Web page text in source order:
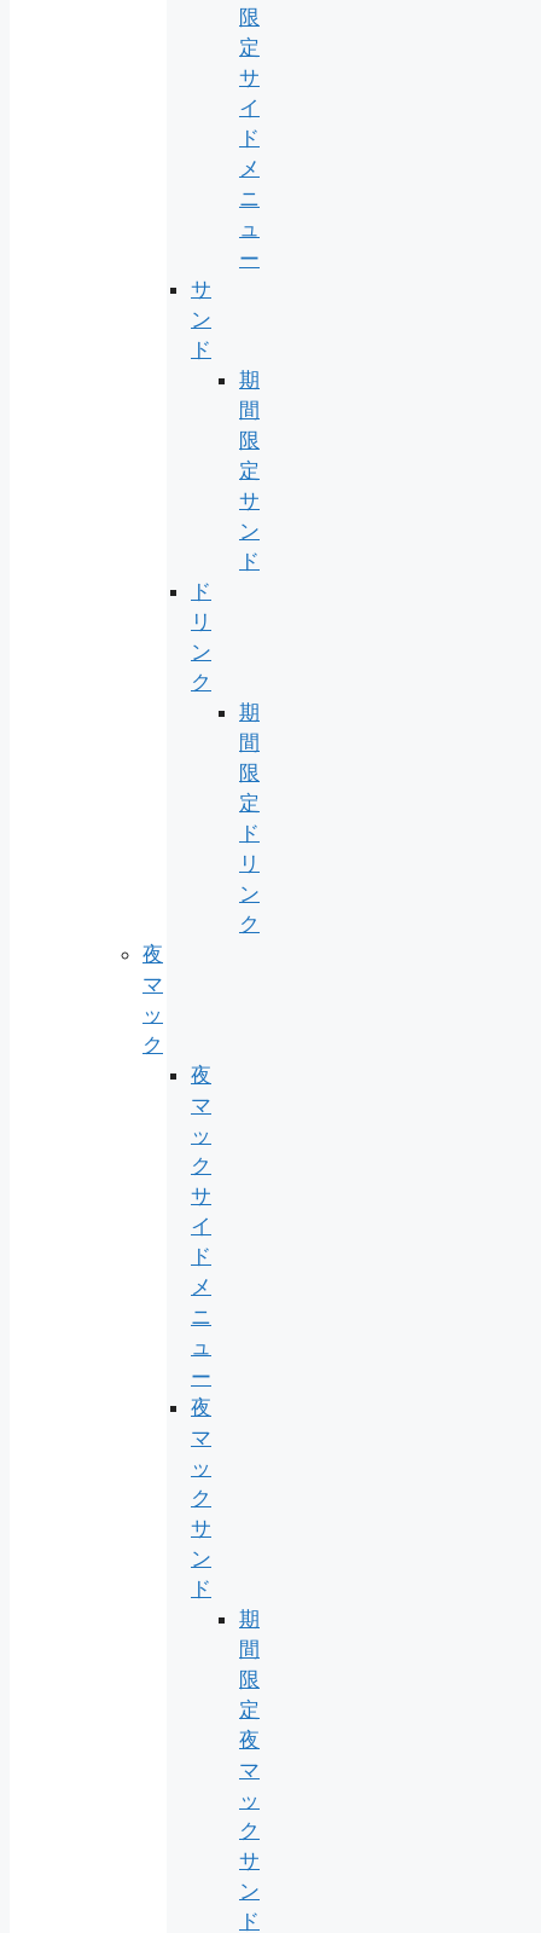
限
定
サ
イ
ド
メ
ニ
ュ
ー
サ
ン
ド
期
間
限
定
サ
ン
ド
ド
リ
ン
ク
期
間
限
定
ド
リ
ン
ク
夜
マ
ッ
ク
夜
マ
ッ
ク
サ
イ
ド
メ
ニ
ュ
ー
夜
マ
ッ
ク
サ
ン
ド
期
間
限
定
夜
マ
ッ
ク
サ
ン
ド